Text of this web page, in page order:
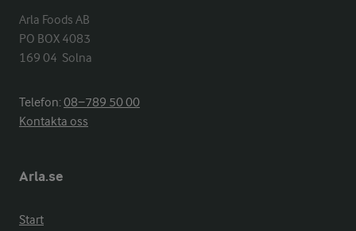
Arla Foods AB
PO BOX 4083
169 04  Solna
Telefon:08−789 50 00
Kontakta oss
Arla.se
Start